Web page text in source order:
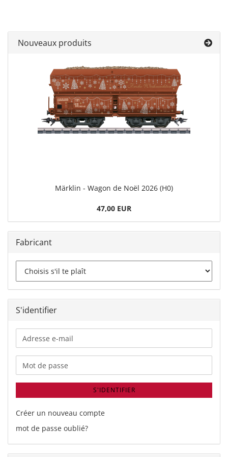
Nouveaux produits
Märklin - Wagon de Noël 2026 (H0)
47,00 EUR
Fabricant
S'identifier
Adresse
e-
mail
Mot de passe
S'IDENTIFIER
Créer un nouveau compte
mot de passe oublié?